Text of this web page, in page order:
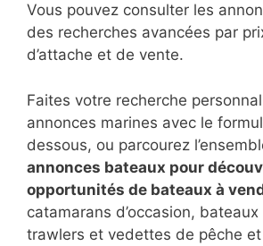
Vous pouvez consulter les
des recherches avancées par
d’attache et de vente.
Faites votre recherche
annonces marines avec le
dessous, ou parcourez
annonces bateaux pour
opportunités de bateaux à
catamarans d’occasion,
trawlers et vedettes de pêche